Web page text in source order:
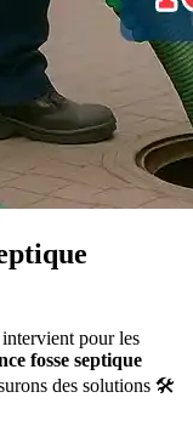
intervient pour les
fosse septique
des solutions 🛠️